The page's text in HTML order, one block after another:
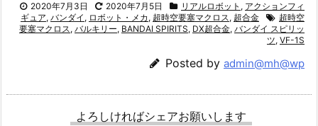
2020年7月3日 2020年7月5日 リアルロボット , アクションフィ
ギュア, バンダイ , ロボット・メカ , 超時空要塞マクロス, 超合金
超時空
要塞マクロス, バルキリー, BANDAI SPIRITS, DX超合金, バンダイ スピリッ
ツ, VF-1S
Posted by admin@mh@wp
よろしければシェアお願いします